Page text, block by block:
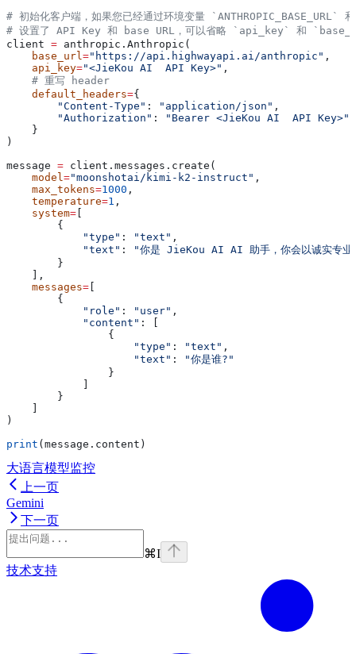
# 初始化客户端，如果您已经通过环境变量 `ANTHROPIC_BASE_URL`
# 设置了 API Key 和 base URL，可以省略 `api_key` 和
client = anthropic.Anthropic(
    base_url
="https://api.highwayapi.ai/anthropic" ,
    api_key
="<JieKou AI  API Key>" ,
    # 重写 header
    default_headers
={
        "Content-Type"
: "application/json" ,
        "Authorization"
: "Bearer <JieKou AI  API Key>"
    }
)
message = client.messages.create(
    model
="moonshotai/kimi-k2-instruct" ,
    max_tokens
=1000 ,
    temperature
=1 ,
    system
=
        {
            "type"
: "text" ,
            "text"
:
"你是 JieKou AI AI 助手，你会以诚实专业
        }
    ],
    messages
=
        {
            "role"
: "user" ,
            "content"
: [
                {
                    "type"
: "text" ,
                    "text"
:
"你是谁?"
                }
        }
)
print (message.content)
大语言模型监控
上一页
Gemini
下一页
⌘I
技术支持